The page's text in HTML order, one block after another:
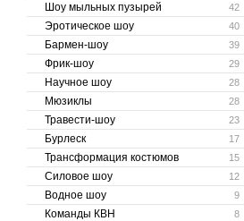
42
Шоу мыльных пузырей
40
Эротическое шоу
39
Бармен-шоу
29
Фрик-шоу
28
Научное шоу
28
Мюзиклы
23
Травести-шоу
17
Бурлеск
15
Трансформация костюмов
12
Силовое шоу
9
Водное шоу
8
Команды КВН